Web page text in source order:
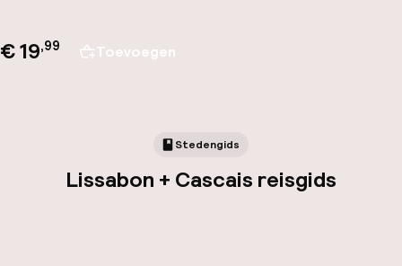
€ 19,99 Toevoegen
Stedengids
Lissabon + Cascais reisgids